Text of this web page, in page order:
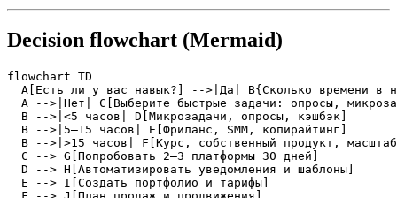
Decision flowchart (Mermaid)
flowchart TD
A[Есть ли у вас навык?] -->|Да| B{Сколько времени в
A -->|Нет| C[Выберите быстрые задачи: опросы,
  B -->|<5 часов| D[Микрозадачи, опросы, кэшбэк]
  B -->|5–15 часов| E[Фриланс, SMM, копирайтинг]
B -->|>15 часов| F[Курс, собственный продукт,
  C --> G[Попробовать 2–3 платформы 30 дней]
  D --> H[Автоматизировать уведомления и шаблоны]
  E --> I[Создать портфолио и тарифы]